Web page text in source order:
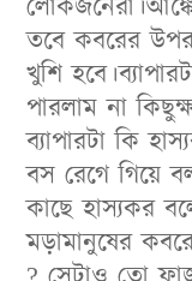
তবে কবরের উপর
খুশি
পারলাম না
ব্যাপারটা কি
বস রেগে গিয়ে
কাছে হাস্যকর
মড়ামানুষের